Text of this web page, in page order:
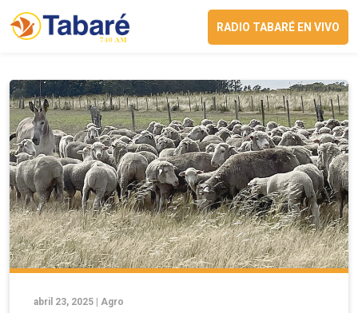
RADIO TABARÉ EN VIVO
abril 23, 2025 | Agro